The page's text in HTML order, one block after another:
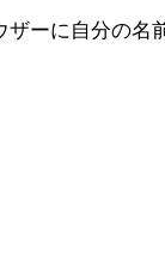
ーに自分の名